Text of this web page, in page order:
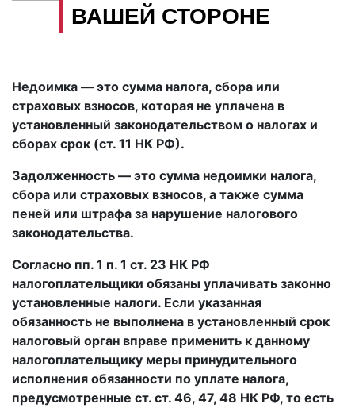
ВАШЕЙ СТОРОНЕ
Недоимка — это сумма налога, сбора или
страховых взносов, которая не уплачена в
установленный законодательством о налогах и
сборах срок (ст. 11 НК РФ).
Задолженность — это сумма недоимки налога,
сбора или страховых взносов, а также сумма
пеней или штрафа за нарушение налогового
законодательства.
Согласно пп. 1 п. 1 ст. 23 НК РФ
налогоплательщики обязаны уплачивать законно
установленные налоги. Если указанная
обязанность не выполнена в установленный срок
налоговый орган вправе применить к данному
налогоплательщику меры принудительного
исполнения обязанности по уплате налога,
предусмотренные ст. ст. 46, 47, 48 НК РФ, то есть